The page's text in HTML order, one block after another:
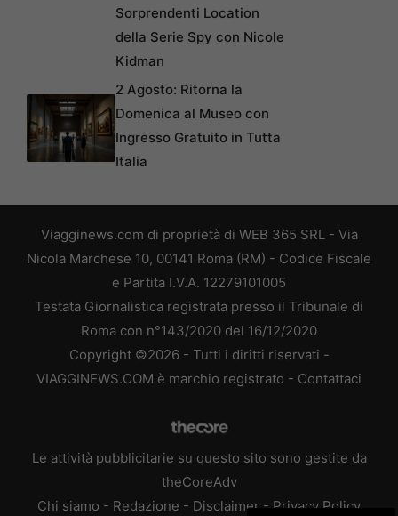
Sorprendenti Location
della Serie Spy con Nicole
Kidman
2 Agosto: Ritorna la
Domenica al Museo con
Ingresso Gratuito in Tutta
Italia
Viagginews.com di proprietà di WEB 365 SRL - Via
Nicola Marchese 10, 00141 Roma (RM) - Codice Fiscale
e Partita I.V.A. 12279101005
Testata Giornalistica registrata presso il Tribunale di
Roma con n°143/2020 del 16/12/2020
Copyright ©2026 - Tutti i diritti riservati -
VIAGGINEWS.COM è marchio registrato - Contattaci
Le attività pubblicitarie su questo sito sono gestite da
theCoreAdv
Chi siamo - Redazione - Disclaimer - Privacy Policy